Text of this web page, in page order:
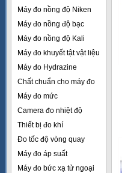
Máy đo nồng độ Niken
Máy đo nồng độ bạc
Máy đo nồng độ Kali
Máy đo khuyết tật vật liệu
Máy đo Hydrazine
Chất chuẩn cho máy đo
Máy đo mức
Camera đo nhiệt độ
Thiết bị đo khí
Đo tốc độ vòng quay
Máy đo áp suất
Máy đo bức xạ tử ngoại